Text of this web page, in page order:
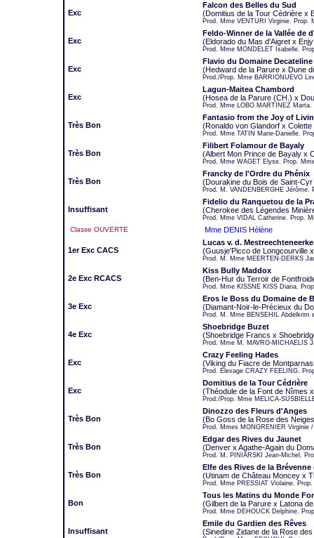
Exc
Falcon des Belles du Sud
(Domitius de la Tour Cédrière x
Prod. Mme VENTURI Virginie. Prop.
Exc
Feldo-Winner de la Vallée de
(Eldorado du Mas d'Aigret x
Prod. Mme MONDELET Isabelle.
Exc
Flavio du Domaine Decateline
(Hedward de la Parure x Dune
Prod./Prop. Mme BARRIONUEVO
Exc
Lagun-Maitea Chambord
(Hosea de la Parure (CH.) x
Prod. Mme LOBO MARTINEZ
Très Bon
Fantasio from the Joy of
(Ronaldo von Glandorf x
Prod. Mme TATIN Marie-Danielle.
Très Bon
Filibert Folamour de Bayaly
(Albert Mon Prince de Bayaly x
Prod. Mme WAGET Elyse. Prop.
Très Bon
Francky de l'Ordre du Phénix
(Dourakine du Bois de Saint-
Prod. M. VANDENBERGHE Jérôme.
Insuffisant
Fidelio du Ranquetou de la
(Cherokee des Légendes
Prod. Mme VIDAL Catherine. Prop.
Classe OUVERTE Mme DENIS Hélène
1er Exc CACS
Lucas v. d.
(Guusje'Picco de Longcourville
Prod. M. Mme MEERTEN-DERKS
2e Exc RCACS
Kiss Bully Maddox
(Ben-Hur du Terroir de
Prod. Mme KISSNE KISS Diana.
3e Exc
Eros le Boss du Domaine de
(Diamant-Noir-le-Précieux du
Prod. M. Mme BENSEHIL
4e Exc
Shoebridge Buzet
(Shoebridge Francs x
Prod. Mme M. MAVRO-MICHAELIS
Exc
Crazy Feeling Hades
(Viking du Fiacre de
Prod. Elevage CRAZY FEELING.
Exc
Domitius de la Tour Cédrière
(Théodule de la Font de Nîmes
Prod./Prop. Mme MELICA-
Très Bon
Dinozzo des Fleurs d'Anges
(Bo Goss de la Rose des
Prod. Mmes MONGRENIER Virginie
Très Bon
Edgar des Rives du Jaunet
(Denver x Agathe-Again du
Prod. M. PINIARSKI Jean-Michel.
Très Bon
Elfe des Rives de la
(Utinam de Château Moncey x
Prod. Mme PRESSIAT Violaine.
Bon
Tous les Matins du Monde
(Gilbert de la Parure x Latona
Prod. Mme DEHOUCK Delphine.
Insuffisant
Emile du Gardien des Rêves
(Sinedine Zidane de la Rose